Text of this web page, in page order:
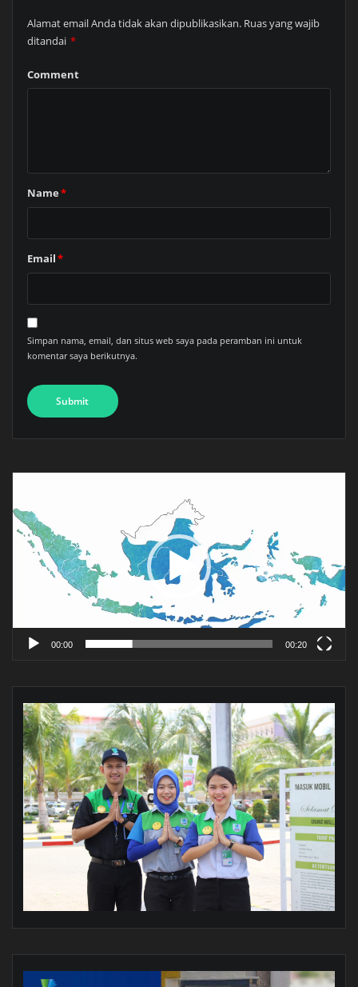
Alamat email Anda tidak akan dipublikasikan. Ruas yang wajib
ditandai *
Comment
Name*
Email*
Simpan nama, email, dan situs web saya pada peramban ini untuk
komentar saya berikutnya.
00:00 00:20